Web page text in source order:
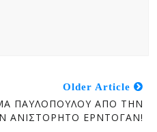
Older Article
ΠΑΥΛΟΠΟΥΛΟΥ ΑΠΟ ΤΗΝ
ΑΝΙΣΤΟΡΗΤΟ ΕΡΝΤΟΓΑΝ!